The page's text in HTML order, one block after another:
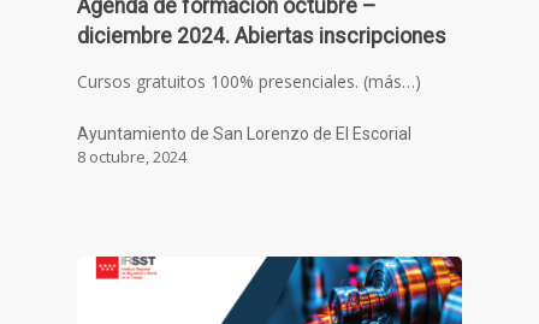
Agenda de formación octubre –
diciembre 2024. Abiertas inscripciones
Cursos gratuitos 100% presenciales. (más…)
Ayuntamiento de San Lorenzo de El Escorial
8 octubre, 2024